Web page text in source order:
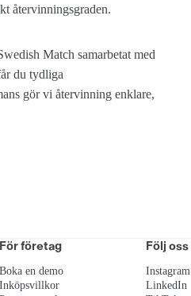
återvinningsgraden.
Match samarbetat med
du tydliga
gör vi återvinning enklare,
För företag
Boka en demo
Inköpsvillkor
Följ oss
Instagram
LinkedIn